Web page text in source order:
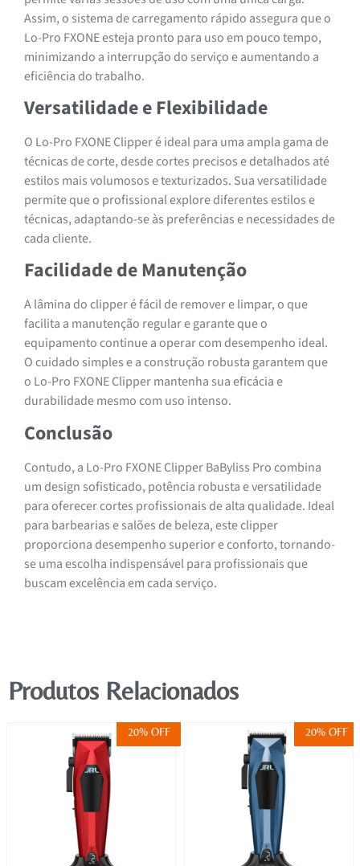
Assim, o sistema de carregamento rápido assegura que o
Lo-Pro FXONE esteja pronto para uso em pouco tempo,
minimizando a interrupção do serviço e aumentando a
eficiência do trabalho.
Versatilidade e Flexibilidade
O Lo-Pro FXONE Clipper é ideal para uma ampla gama de
técnicas de corte, desde cortes precisos e detalhados até
estilos mais volumosos e texturizados. Sua versatilidade
permite que o profissional explore diferentes estilos e
técnicas, adaptando-se às preferências e necessidades de
cada cliente.
Facilidade de Manutenção
A lâmina do clipper é fácil de remover e limpar, o que
facilita a manutenção regular e garante que o
equipamento continue a operar com desempenho ideal.
O cuidado simples e a construção robusta garantem que
o Lo-Pro FXONE Clipper mantenha sua eficácia e
durabilidade mesmo com uso intenso.
Conclusão
Contudo, a Lo-Pro FXONE Clipper BaByliss Pro combina
um design sofisticado, potência robusta e versatilidade
para oferecer cortes profissionais de alta qualidade. Ideal
para barbearias e salões de beleza, este clipper
proporciona desempenho superior e conforto, tornando-
se uma escolha indispensável para profissionais que
buscam excelência em cada serviço.
Produtos Relacionados
20% OFF 20% OFF